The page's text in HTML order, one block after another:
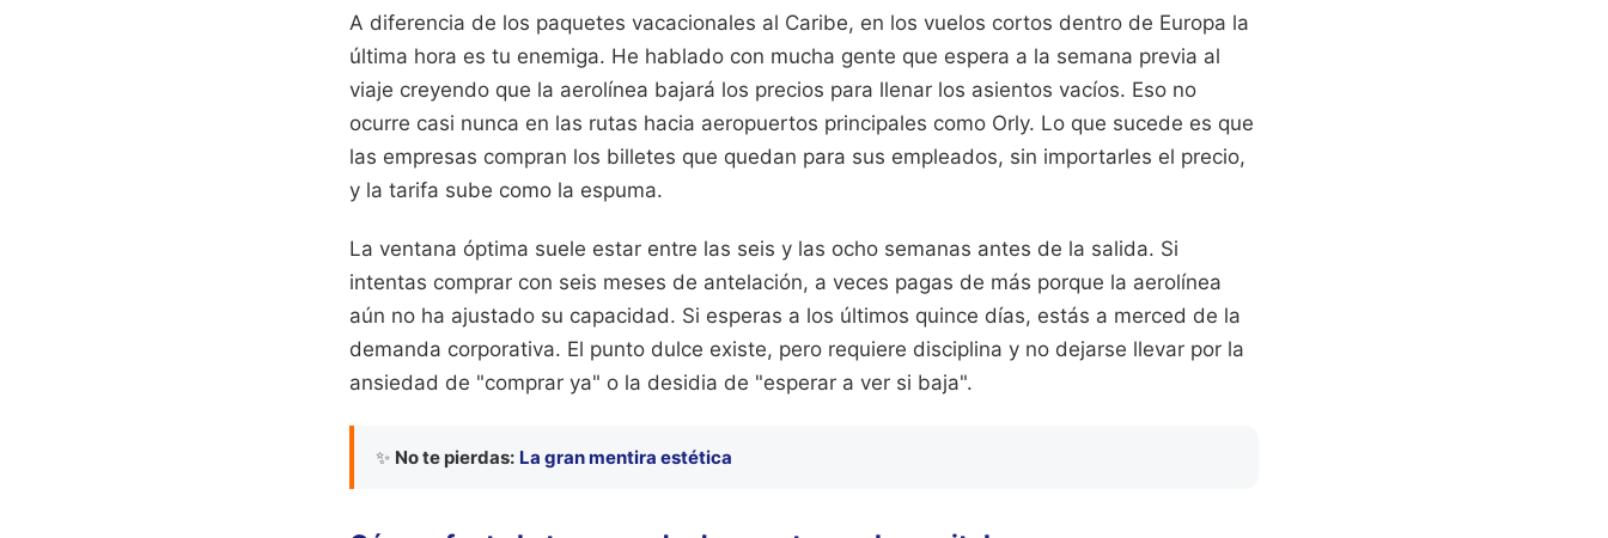
A diferencia de los paquetes vacacionales al Caribe, en los vuelos cortos dentro de Europa la
última hora es tu enemiga. He hablado con mucha gente que espera a la semana previa al
viaje creyendo que la aerolínea bajará los precios para llenar los asientos vacíos. Eso no
ocurre casi nunca en las rutas hacia aeropuertos principales como Orly. Lo que sucede es que
las empresas compran los billetes que quedan para sus empleados, sin importarles el precio,
y la tarifa sube como la espuma.
La ventana óptima suele estar entre las seis y las ocho semanas antes de la salida. Si
intentas comprar con seis meses de antelación, a veces pagas de más porque la aerolínea
aún no ha ajustado su capacidad. Si esperas a los últimos quince días, estás a merced de la
demanda corporativa. El punto dulce existe, pero requiere disciplina y no dejarse llevar por la
ansiedad de "comprar ya" o la desidia de "esperar a ver si baja".
✨ No te pierdas: La gran mentira estética